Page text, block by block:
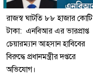
রাজস্ব ঘাটতি ৮৮ হাজার কোটি
টাকা: এনবিআর এর ভারপ্রাপ্ত
চেয়ারম্যান আহসান হাবিবের
বিরুদ্ধে প্রধানমন্ত্রীর দপ্তরে
অভিযোগ।